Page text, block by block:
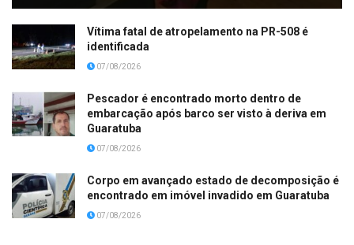
Vítima fatal de atropelamento na PR-508 é
identificada
07/08/2026
Pescador é encontrado morto dentro de
embarcação após barco ser visto à deriva em
Guaratuba
07/08/2026
Corpo em avançado estado de decomposição é
encontrado em imóvel invadido em Guaratuba
07/08/2026